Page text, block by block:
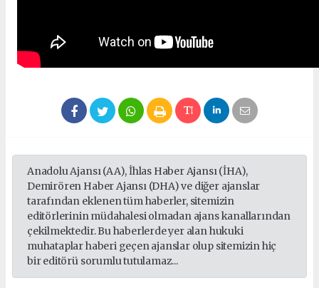
Anadolu Ajansı (AA), İhlas Haber Ajansı (İHA),
Demirören Haber Ajansı (DHA) ve diğer ajanslar
tarafından eklenen tüm haberler, sitemizin
editörlerinin müdahalesi olmadan ajans kanallarından
çekilmektedir. Bu haberlerde yer alan hukuki
muhataplar haberi geçen ajanslar olup sitemizin hiç
bir editörü sorumlu tutulamaz...